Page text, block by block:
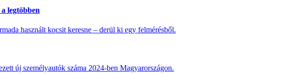
legtöbben
használt kocsit keresne – derül ki egy felmérésből.
új személyautók száma 2024-ben Magyarországon.